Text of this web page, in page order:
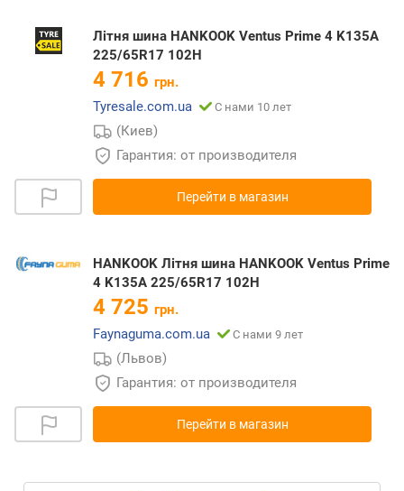
Літня шина HANKOOK Ventus Prime 4 K135A
225/65R17 102H
4 716 грн.
Tyresale.com.ua
С нами 10 лет
(Киев)
Гарантия: от производителя
Перейти в магазин
HANKOOK Літня шина HANKOOK Ventus Prime
4 K135A 225/65R17 102H
4 725 грн.
Faynaguma.com.ua
С нами 9 лет
(Львов)
Гарантия: от производителя
Перейти в магазин